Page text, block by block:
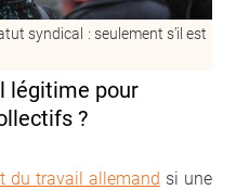
syndical : seulement s’il est
légitime pour
?
du travail allemand si une